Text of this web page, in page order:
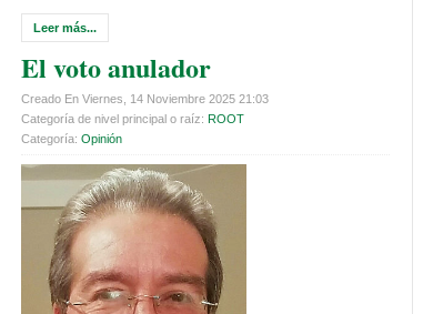
Leer más...
El voto anulador
Creado En Viernes, 14 Noviembre 2025 21:03
Categoría de nivel principal o raíz: ROOT
Categoría: Opinión